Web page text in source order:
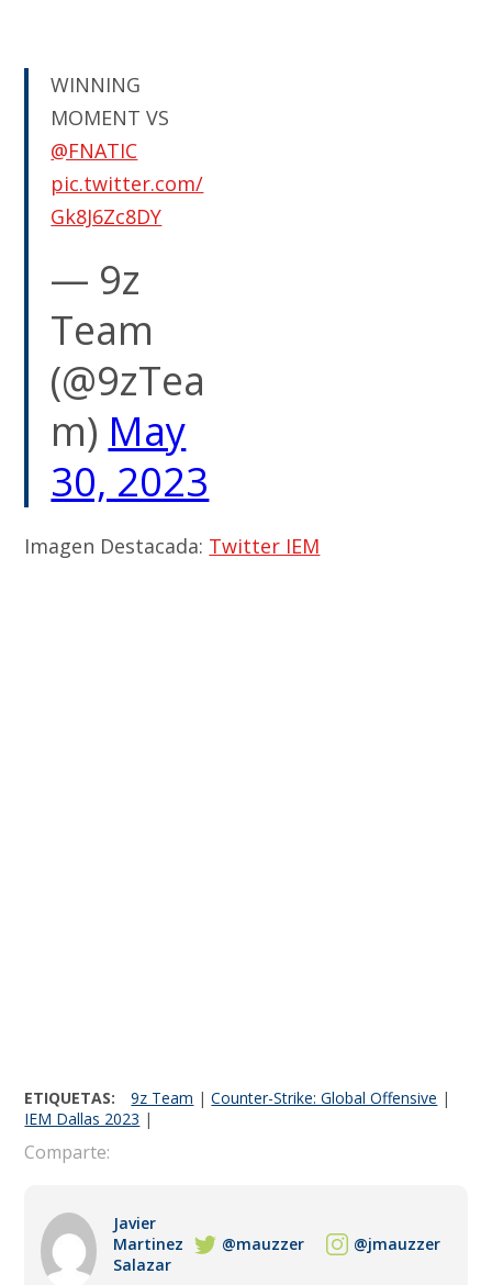
WINNING
MOMENT VS
@FNATIC
pic.twitter.com/
Gk8J6Zc8DY
— 9z
Team
(@9zTea
m) May
30, 2023
Imagen Destacada: Twitter IEM
ETIQUETAS: 9z Team |Counter-Strike: Global Offensive |
IEM Dallas 2023 |
Comparte:
Javier
Martinez
Salazar
@mauzzer @jmauzzer